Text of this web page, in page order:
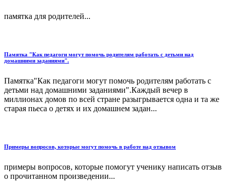
памятка для родителей...
Памятка "Как педагоги могут помочь родителям работать с детьми над
домашними заданиями".
Памятка"Как педагоги могут помочь родителям работать с
детьми над домашними заданиями".Каждый вечер в
миллионах домов по всей стране разыгрывается одна и та же
старая пьеса о детях и их домашнем задан...
Примеры вопросов, которые могут помочь в работе над отзывом
примеры вопросов, которые помогут ученику написать отзыв
о прочитанном произведении...